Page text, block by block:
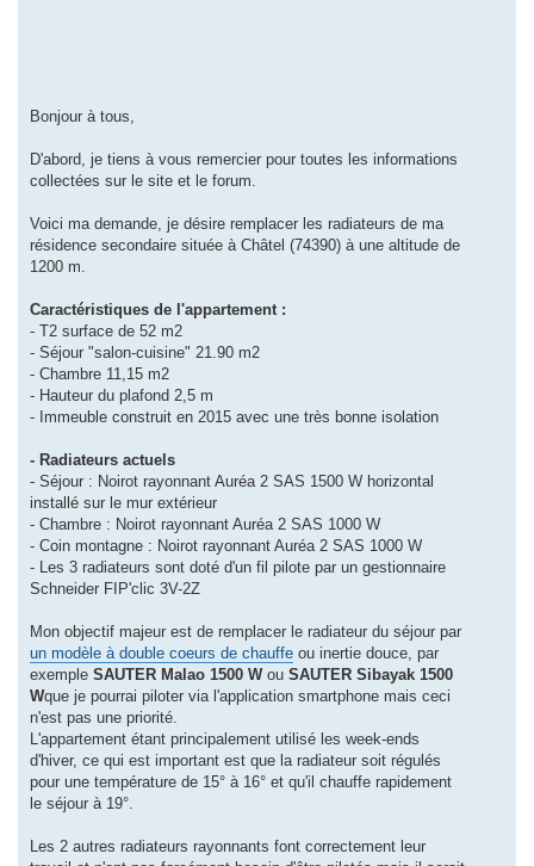
Bonjour à tous,
D'abord, je tiens à vous remercier pour toutes les informations
collectées sur le site et le forum.
Voici ma demande, je désire remplacer les radiateurs de ma
résidence secondaire située à Châtel (74390) à une altitude de
1200 m.
Caractéristiques de l'appartement :
- T2 surface de 52 m2
- Séjour "salon-cuisine" 21.90 m2
- Chambre 11,15 m2
- Hauteur du plafond 2,5 m
- Immeuble construit en 2015 avec une très bonne isolation
- Radiateurs actuels
- Séjour : Noirot rayonnant Auréa 2 SAS 1500 W horizontal
installé sur le mur extérieur
- Chambre : Noirot rayonnant Auréa 2 SAS 1000 W
- Coin montagne : Noirot rayonnant Auréa 2 SAS 1000 W
- Les 3 radiateurs sont doté d'un fil pilote par un gestionnaire
Schneider FIP'clic 3V-2Z
Mon objectif majeur est de remplacer le radiateur du séjour par
un modèle à double coeurs de chauffe ou inertie douce, par
exemple SAUTER Malao 1500 Wou SAUTER Sibayak 1500
Wque je pourrai piloter via l'application smartphone mais ceci
n'est pas une priorité.
L'appartement étant principalement utilisé les week-ends
d'hiver, ce qui est important est que la radiateur soit régulés
pour une température de 15° à 16° et qu'il chauffe rapidement
le séjour à 19°.
Les 2 autres radiateurs rayonnants font correctement leur